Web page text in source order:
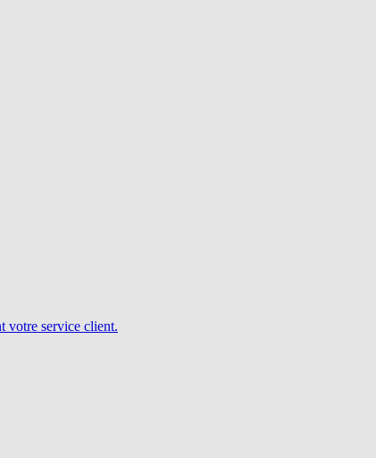
votre service client.